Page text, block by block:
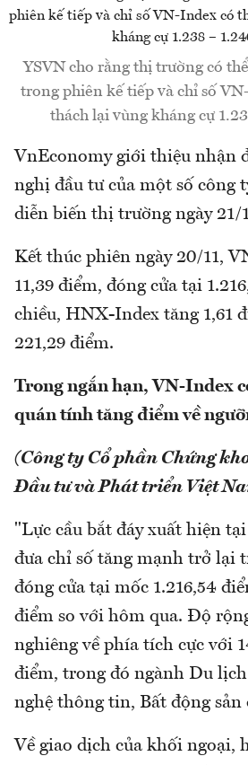
YSVN cho rằng thị trường có
trong phiên kế tiếp và chỉ số
thách lại vùng kháng cự
VnEconomy giới thiệu nhận
nghị đầu tư của một số công
diễn biến thị trường ngày 21/
Kết thúc phiên ngày 20/11,
11,39 điểm, đóng cửa tại
chiều, HNX-Index tăng 1,61
221,29 điểm.
Trong ngắn hạn, VN-Index
quán tính tăng điểm về
(Công ty Cổ phần Chứng
Đầu tư và Phát triển Việt
"Lực cầu bắt đáy xuất hiện
đưa chỉ số tăng mạnh trở lại
đóng cửa tại mốc 1.216,54
điểm so với hôm qua. Độ
nghiêng về phía tích cực với
điểm, trong đó ngành Du
nghệ thông tin, Bất động sản
Về giao dịch của khối ngoại,